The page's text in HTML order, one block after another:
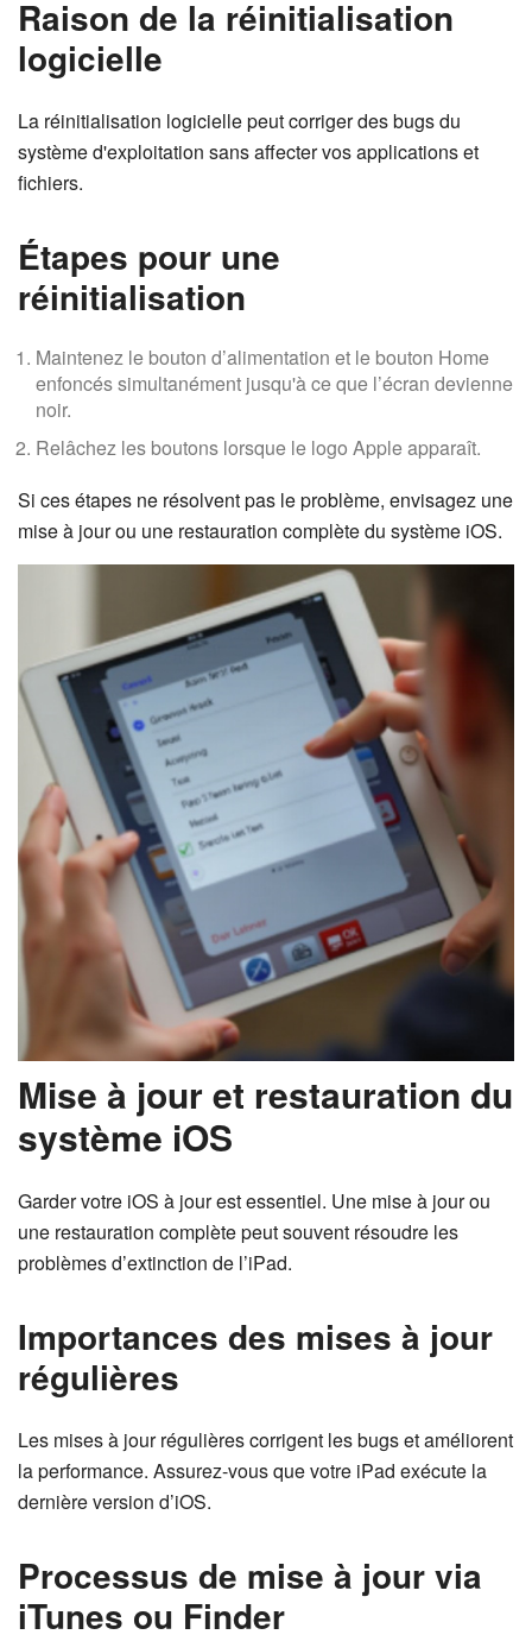
Raison de la réinitialisation
logicielle
La réinitialisation logicielle peut corriger des bugs du
système d'exploitation sans affecter vos applications et
fichiers.
Étapes pour une
réinitialisation
Maintenez le bouton d’alimentation et le bouton Home
enfoncés simultanément jusqu'à ce que l’écran devienne
noir.
Relâchez les boutons lorsque le logo Apple apparaît.
Si ces étapes ne résolvent pas le problème, envisagez une
mise à jour ou une restauration complète du système iOS.
Mise à jour et restauration du
système iOS
Garder votre iOS à jour est essentiel. Une mise à jour ou
une restauration complète peut souvent résoudre les
problèmes d’extinction de l’iPad.
Importances des mises à jour
régulières
Les mises à jour régulières corrigent les bugs et améliorent
la performance. Assurez-vous que votre iPad exécute la
dernière version d’iOS.
Processus de mise à jour via
iTunes ou Finder